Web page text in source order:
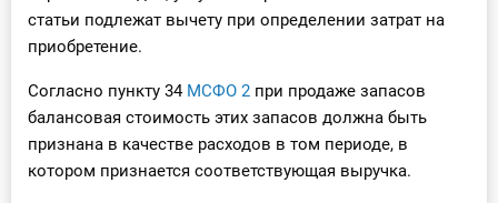
статьи подлежат вычету при определении затрат на
приобретение.
Согласно пункту 34 МСФО 2 при продаже запасов
балансовая стоимость этих запасов должна быть
признана в качестве расходов в том периоде, в
котором признается соответствующая выручка.